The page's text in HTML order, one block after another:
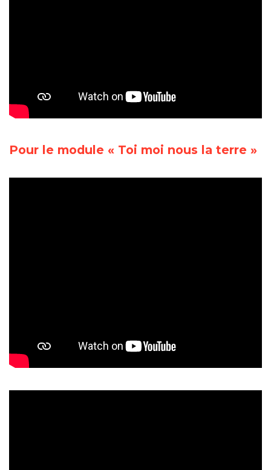
Pour le module « Toi moi nous la terre »